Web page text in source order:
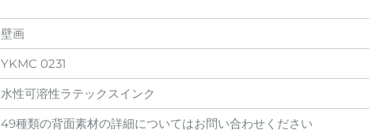
壁画
YKMC 0231
水性可溶性ラテックスインク
49種類の背面素材の詳細についてはお問い合わせください